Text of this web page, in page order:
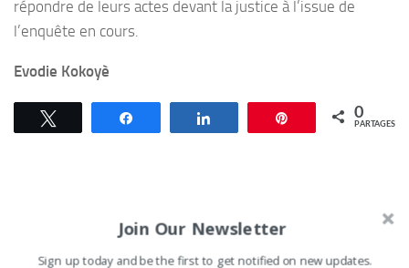
répondre de leurs actes devant la justice à l’issue de
l’enquête en cours.
Evodie Kokoyè
Épingle 0
PARTAGES
VOUS AIMEREZ AUSSI...
Join Our Newsletter
Sign up today and be the first to get notified on new updates.